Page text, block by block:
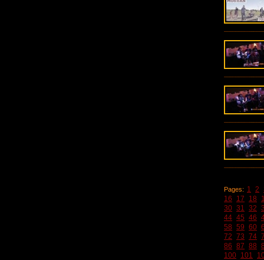
Pages: 1 2
16
17 18
30 31 32
44 45 46
58 59 60
72 73 74
86 87 88
100 101